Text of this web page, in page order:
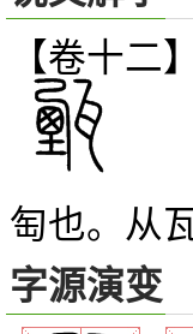
【卷十二
匋也。从
字源演变